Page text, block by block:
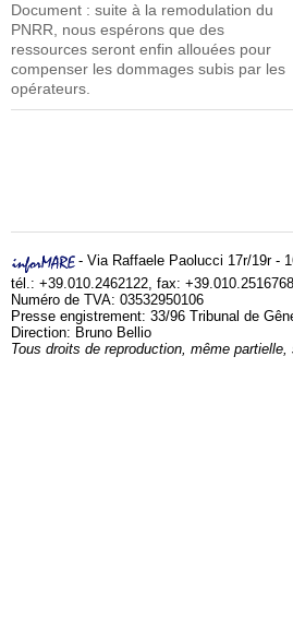
Document : suite à la remodulation du
PNRR, nous espérons que des
ressources seront enfin allouées pour
compenser les dommages subis par les
opérateurs.
- Via Raffaele Paolucci 17r/19r -
tél.: +39.010.2462122, fax:
Numéro de TVA: 03532950106
Presse engistrement: 33/96 Tribunal de
Direction: Bruno Bellio
Tous droits de reproduction, même